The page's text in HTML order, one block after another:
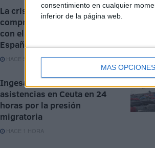
consentimiento en cualquier
inferior de la página web.
MÁS OPCIONES
La crisis de Ceuta no frena el
compromiso de Portugal
con el Mundial 2030 junto a
España y Marruecos
HACE 51 MINUTOS
Ingesa presta 329
asistencias en Ceuta en 24
horas por la presión
migratoria
HACE 1 HORA